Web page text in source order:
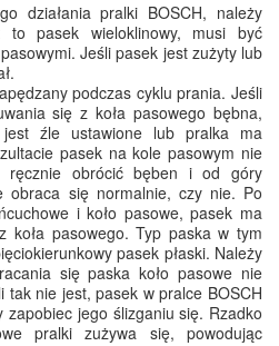
działania pralki BOSCH, należy
pasek wieloklinowy, musi być
Jeśli pasek jest zużyty lub
podczas cyklu prania. Jeśli
się z koła pasowego bębna,
źle ustawione lub pralka ma
pasek na kole pasowym nie
ręcznie obrócić bęben i od góry
obraca się normalnie, czy nie. Po
i koło pasowe, pasek ma
koła pasowego. Typ paska w tym
pasek płaski. Należy
się paska koło pasowe nie
nie jest, pasek w pralce BOSCH
jego ślizganiu się. Rzadko
pralki zużywa się, powodując